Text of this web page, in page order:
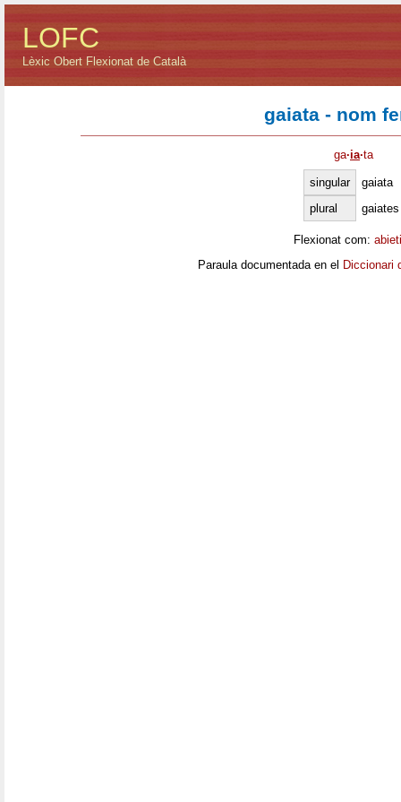
LOFC
Lèxic Obert Flexionat de Català
gaiata - nom
ga·ia·ta
singular
gaiata
plural
gaiates
Flexionat com:
Paraula documentada en el Diccionari